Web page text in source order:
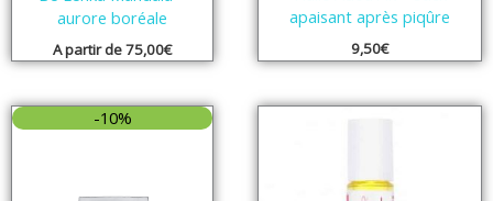
aurore boréale
A partir de75,00€
apaisant après piqûre
9,50€
-10%
Le
prix
prix